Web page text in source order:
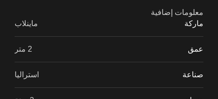
معلومات إضافية
ماركة
ماينلاب
عمق 2 متر
صناعة استراليا